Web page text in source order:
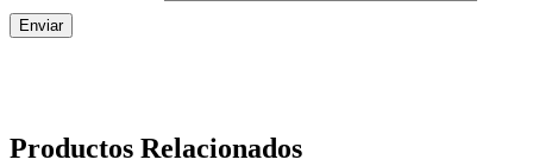
Productos Relacionados